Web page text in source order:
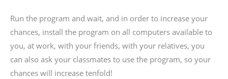
Run the program and wait, and in order to increase your
chances, install the program on all computers available to
you, at work, with your friends, with your relatives, you
can also ask your classmates to use the program, so your
chances will increase tenfold!